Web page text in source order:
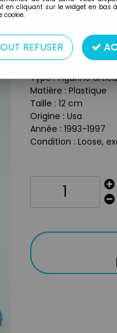
UNIFORM"
19,99 €
AR0047954
Type : Figurine
Matière : Plastique
Taille : 12 cm
Origine : Usa
Année : 1993-1997
Condition : Loose,
en cliquant sur le widget en bas
cookie.
REFUSER